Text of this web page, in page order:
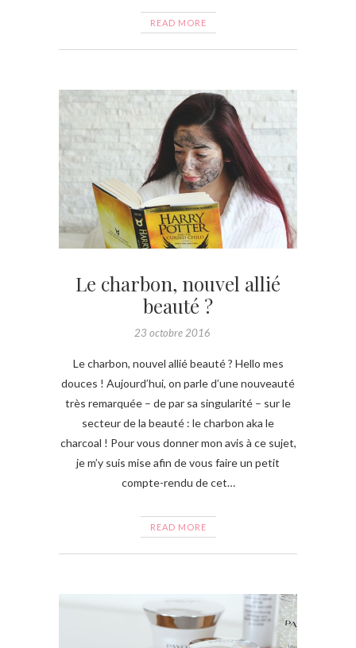
READ MORE
Le charbon, nouvel allié
beauté ?
23 octobre 2016
Le charbon, nouvel allié beauté ? Hello mes
douces ! Aujourd’hui, on parle d’une nouveauté
très remarquée – de par sa singularité – sur le
secteur de la beauté : le charbon aka le
charcoal ! Pour vous donner mon avis à ce sujet,
je m’y suis mise afin de vous faire un petit
compte-rendu de cet…
READ MORE